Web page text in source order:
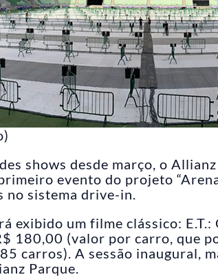
shows desde março, o
evento do projeto
no sistema drive-in.
exibido um filme clássico:
180,00 (valor por carro, que
carros). A sessão inaugural,
Parque.